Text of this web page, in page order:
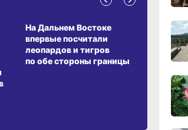
На Дальнем Востоке
впервые посчитали
леопардов и тигров
по обе стороны границы